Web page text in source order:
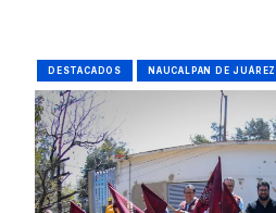
DESTACADOS NAUCALPAN DE JUÁREZ